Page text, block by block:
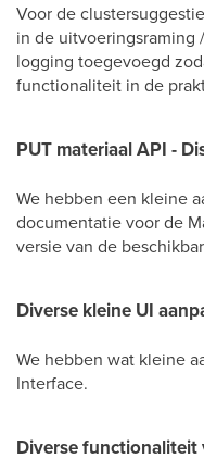
Voor de
in de uitvoeringsraming
logging toegevoegd
functionaliteit in de
PUT materiaal API -
We hebben een kleine
documentatie voor de
versie van de
Diverse kleine UI
We hebben wat kleine
Interface.
Diverse